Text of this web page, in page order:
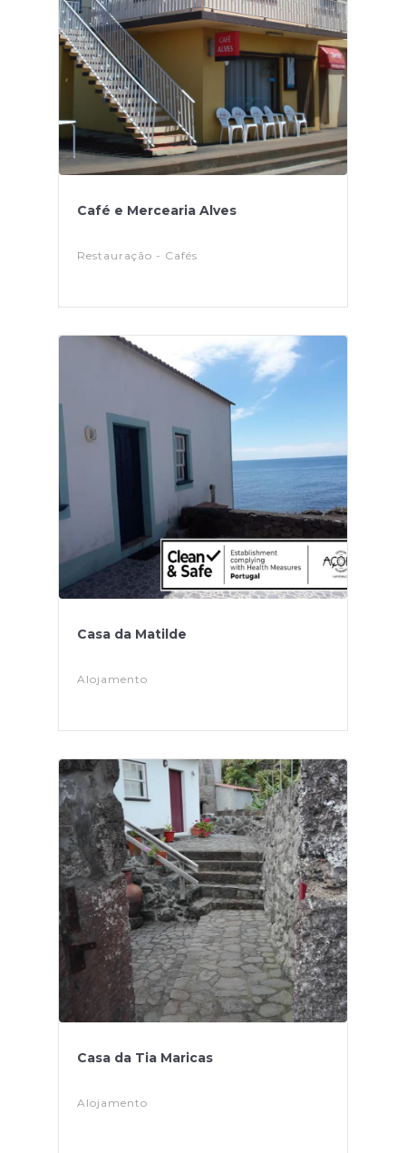
Café e Mercearia Alves
Restauração - Cafés
Casa da Matilde
Alojamento
Casa da Tia Maricas
Alojamento